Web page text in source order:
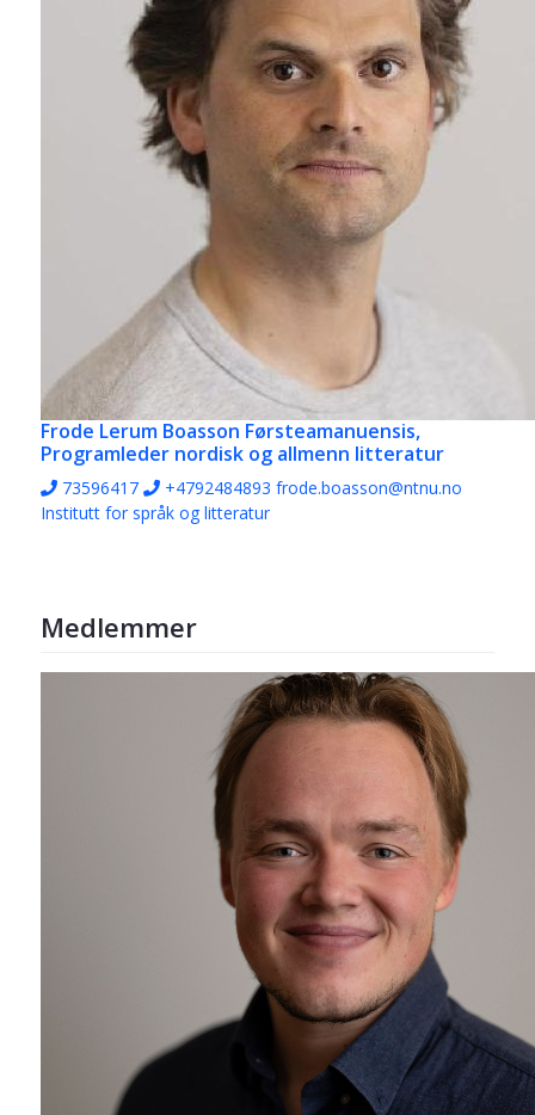
Frode Lerum Boasson Førsteamanuensis,
Programleder nordisk og allmenn litteratur
73596417 +4792484893 frode.boasson@ntnu.no
Institutt for språk og litteratur
Medlemmer